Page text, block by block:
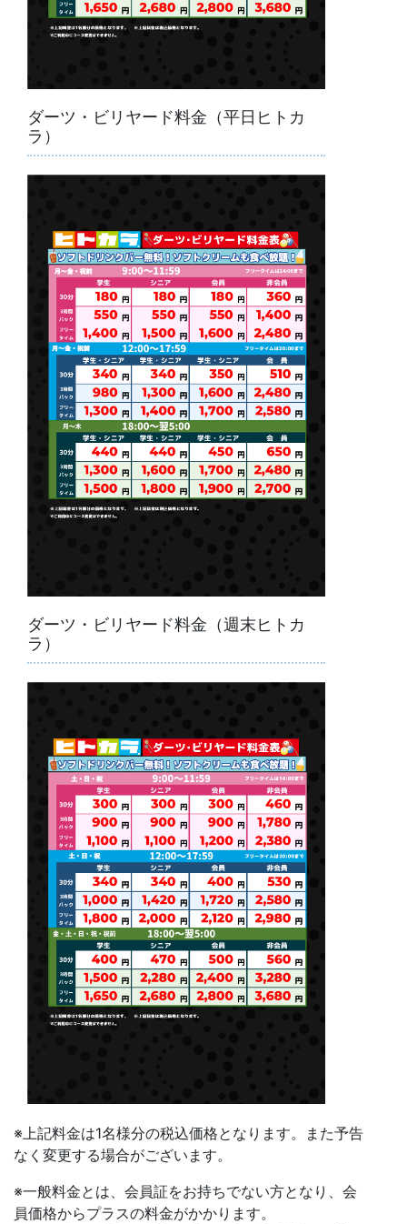
ダーツ・ビリヤード料金（平日ヒトカ
ラ）
ダーツ・ビリヤード料金（週末ヒトカ
ラ）
※上記料金は1名様分の税込価格となります。また予告
なく変更する場合がございます。
※一般料金とは、会員証をお持ちでない方となり、会
員価格からプラスの料金がかかります。